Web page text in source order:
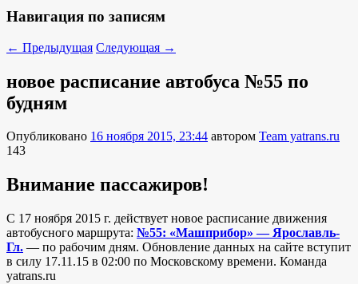
Навигация по записям
← Предыдущая Следующая →
новое расписание автобуса №55 по
будням
Опубликовано 16 ноября 2015, 23:44 автором Team yatrans.ru
143
Внимание пассажиров!
C 17 ноября 2015 г. действует новое расписание движения
автобусного маршрута: №55: «Машприбор» — Ярославль-
Гл. — по рабочим дням. Обновление данных на сайте вступит
в силу 17.11.15 в 02:00 по Московскому времени. Команда
yatrans.ru